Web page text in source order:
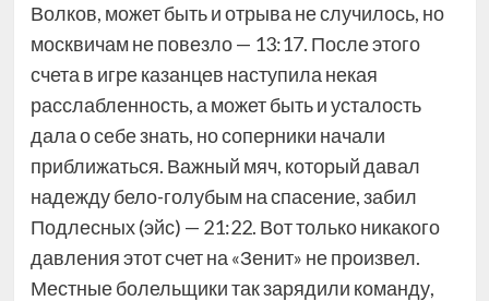
Волков, может быть и отрыва не случилось, но
москвичам не повезло — 13:17. После этого
счета в игре казанцев наступила некая
расслабленность, а может быть и усталость
дала о себе знать, но соперники начали
приближаться. Важный мяч, который давал
надежду бело-голубым на спасение, забил
Подлесных (эйс) — 21:22. Вот только никакого
давления этот счет на «Зенит» не произвел.
Местные болельщики так зарядили команду,